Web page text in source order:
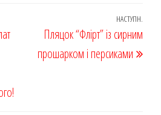
ис
НАСТУПН.
Пляцок “Флірт” із сирним
прошарком і персиками